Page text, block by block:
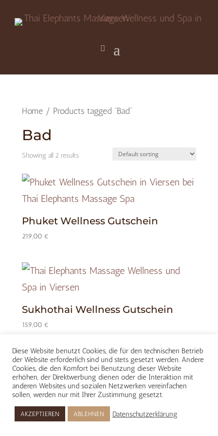
Home/ Products tagged “Bad”
Bad
Showing all 2 results
Phuket Wellness Gutschein
219,00 €
Sukhothai Wellness Gutschein
159,00 €
Diese Website benutzt Cookies, die für den technischen Betrieb
der Website erforderlich sind und stets gesetzt werden. Andere
Cookies, die den Komfort bei Benutzung dieser Website
erhöhen, der Direktwerbung dienen oder die Interaktion mit
anderen Websites und sozialen Netzwerken vereinfachen
sollen, werden nur mit Ihrer Zustimmung gesetzt.
AKZEPTIEREN ABLEHNEN Datenschutzerklärung